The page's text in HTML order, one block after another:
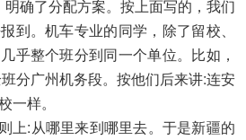
确了分配方案。按上面写的，我们
到。机车专业的同学，除了留校、
乎整个班分到同一个单位。比如，
分广州机务段。按他们后来讲:连安
一样。
:从哪里来到哪里去。于是新疆的